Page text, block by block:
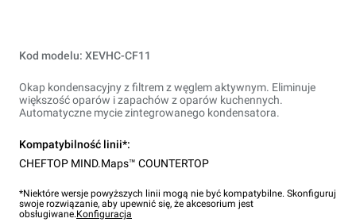
Kod modelu: XEVHC-CF11
Okap kondensacyjny z filtrem z węglem aktywnym. Eliminuje
większość oparów i zapachów z oparów kuchennych.
Automatyczne mycie zintegrowanego kondensatora.
Kompatybilność linii*:
CHEFTOP MIND.Maps™ COUNTERTOP
*Niektóre wersje powyższych linii mogą nie być kompatybilne. Skonfiguruj
swoje rozwiązanie, aby upewnić się, że akcesorium jest
obsługiwane.Konfiguracja